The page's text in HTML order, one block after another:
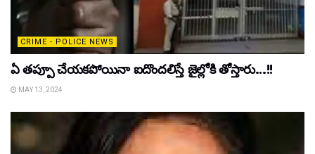
CRIME - POLICE NEWS
ఏ తప్పూ చేయకపోయినా ఐదొందలిస్తే జైల్లోకి తోస్తారు…!!
MAY 13, 2024